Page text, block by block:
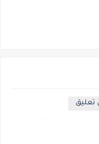
تعليق